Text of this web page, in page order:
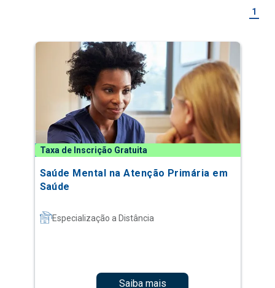
1
Taxa de Inscrição Gratuita
Saúde Mental na Atenção Primária em
Saúde
Especialização a Distância
Saiba mais